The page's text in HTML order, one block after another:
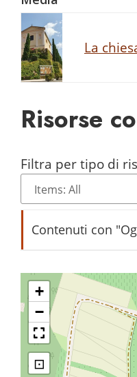
La
Risorse
Filtra per tipo di
Contenuti con
Chiesa di
Fraveggio
+
−
⊡